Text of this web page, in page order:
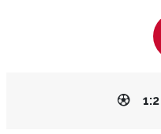
1:2